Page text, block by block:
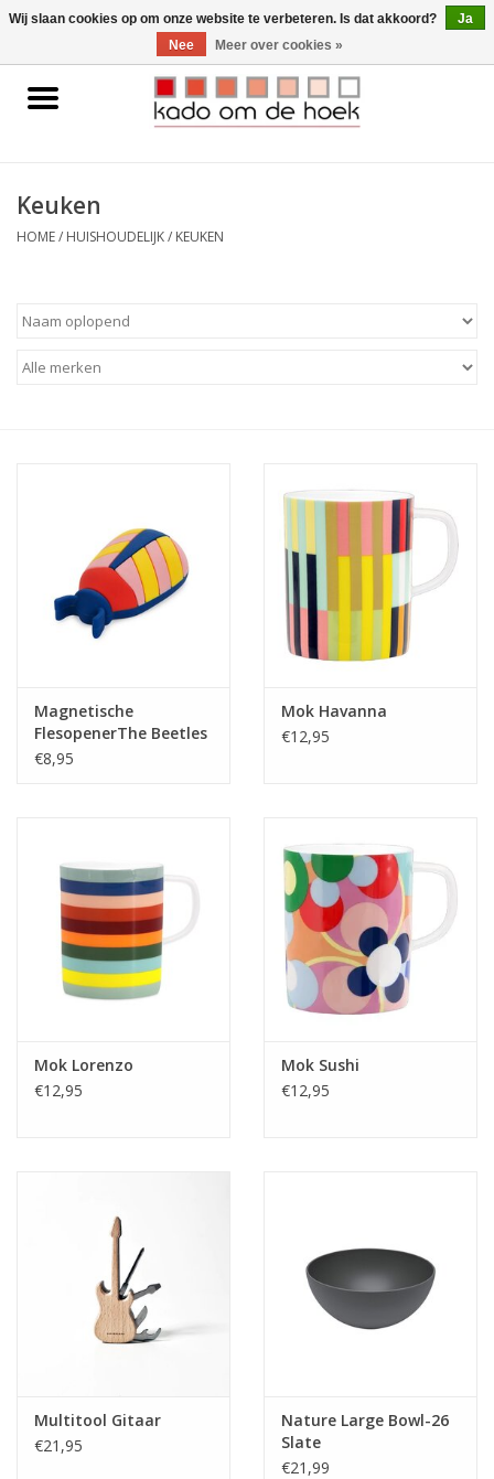
0 Artikelen - €0,00
Home
Gadgets
Keuken
HOME/ HUISHOUDELIJK/ KEUKEN
Magnetische
FlesopenerThe Beetles
Rood
€8,95
Mok Havanna
€12,95
Mok Lorenzo
€12,95
Mok Sushi
€12,95
Multitool Gitaar
€21,95
Nature Large Bowl-26
Slate
€21,99
Wij slaan cookies op om onze website te verbeteren. Is dat akkoord?
Ja
Nee
Meer over cookies »